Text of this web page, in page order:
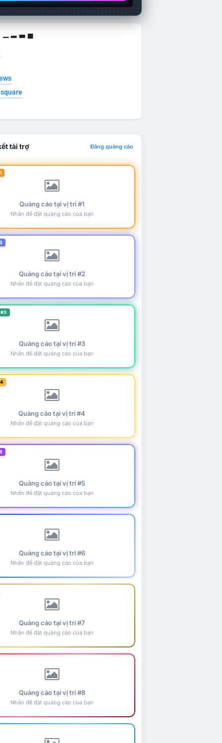
▁ ▂ ▃ ▄
tài trợ Đăng quảng cáo
Quảng cáo tại vị trí #1
Nhấn để đặt quảng cáo của bạn
Quảng cáo tại vị trí #2
Nhấn để đặt quảng cáo của bạn
Quảng cáo tại vị trí #3
Nhấn để đặt quảng cáo của bạn
Quảng cáo tại vị trí #4
Nhấn để đặt quảng cáo của bạn
Quảng cáo tại vị trí #5
Nhấn để đặt quảng cáo của bạn
Quảng cáo tại vị trí #6
Nhấn để đặt quảng cáo của bạn
Quảng cáo tại vị trí #7
Nhấn để đặt quảng cáo của bạn
Quảng cáo tại vị trí #8
Nhấn để đặt quảng cáo của bạn